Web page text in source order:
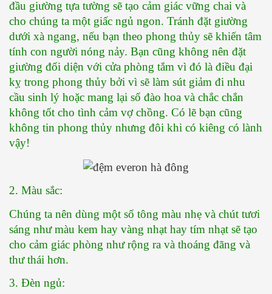
đầu giường tựa tường sẽ tạo cảm giác vững chai và
cho chúng ta một giấc ngủ ngon. Tránh đặt giường
dưới xà ngang, nếu bạn theo phong thủy sẽ khiến tâm
tính con người nóng nảy. Bạn cũng không nên đặt
giường đối diện với cửa phòng tắm vì đó là điều đại
kỵ trong phong thủy bởi vì sẽ làm sút giảm đi nhu
cầu sinh lý hoặc mang lại số đào hoa và chắc chắn
không tốt cho tình cảm vợ chồng. Có lẽ bạn cũng
không tin phong thủy nhưng đôi khi có kiêng có lành
vậy!
2. Màu sắc:
Chúng ta nên dùng một số tông màu nhẹ và chút tươi
sáng như màu kem hay vàng nhạt hay tím nhạt sẽ tạo
cho cảm giác phòng như rộng ra và thoáng đãng và
thư thái hơn.
3. Đèn ngủ: